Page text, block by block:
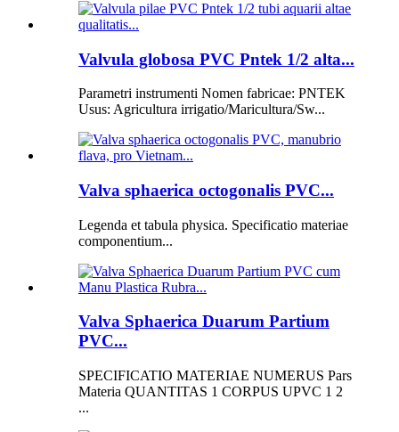
Valvula globosa PVC Pntek 1/2 alta...
Parametri instrumenti Nomen fabricae: PNTEK
Usus: Agricultura irrigatio/Maricultura/Sw...
Valva sphaerica octogonalis PVC...
Legenda et tabula physica. Specificatio materiae
componentium...
Valva Sphaerica Duarum Partium
PVC...
SPECIFICATIO MATERIAE NUMERUS Pars
Materia QUANTITAS 1 CORPUS UPVC 1 2
...